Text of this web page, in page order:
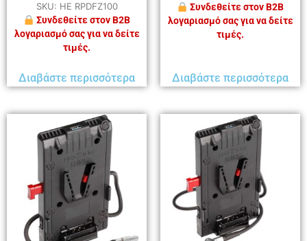
SKU: HE RPDFZ100
Συνδεθείτε στον B2B
λογαριασμό σας για να δείτε
τιμές.
Διαβάστε περισσότερα
Συνδεθείτε στον B2B
λογαριασμό σας για να δείτε
τιμές.
Διαβάστε περισσότερα